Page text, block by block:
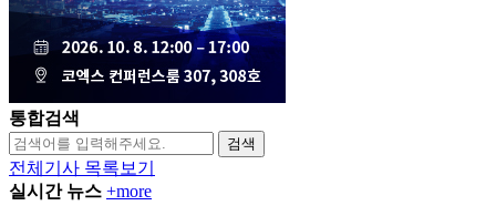
통합검색
검색
전체기사 목록보기
실시간 뉴스 +more